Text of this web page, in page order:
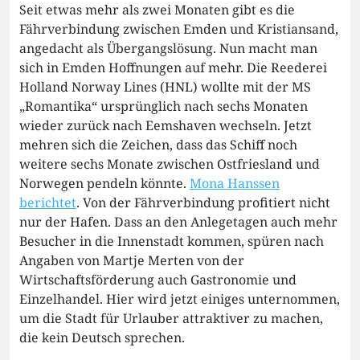
Seit etwas mehr als zwei Monaten gibt es die
Fährverbindung zwischen Emden und Kristiansand,
angedacht als Übergangslösung. Nun macht man
sich in Emden Hoffnungen auf mehr. Die Reederei
Holland Norway Lines (HNL) wollte mit der MS
„Romantika“ ursprünglich nach sechs Monaten
wieder zurück nach Eemshaven wechseln. Jetzt
mehren sich die Zeichen, dass das Schiff noch
weitere sechs Monate zwischen Ostfriesland und
Norwegen pendeln könnte. Mona Hanssen
berichtet. Von der Fährverbindung profitiert nicht
nur der Hafen. Dass an den Anlegetagen auch mehr
Besucher in die Innenstadt kommen, spüren nach
Angaben von Martje Merten von der
Wirtschaftsförderung auch Gastronomie und
Einzelhandel. Hier wird jetzt einiges unternommen,
um die Stadt für Urlauber attraktiver zu machen,
die kein Deutsch sprechen.